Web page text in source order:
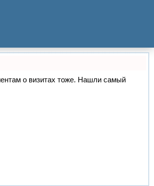
о визитах тоже. Нашли самый